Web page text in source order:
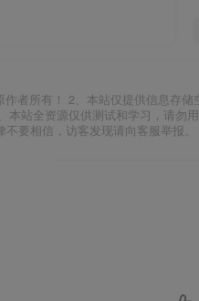
作者所有！ 2、本站仅提供信息存
本站全资源仅供测试和学习，请勿
不要相信，访客发现请向客服举报